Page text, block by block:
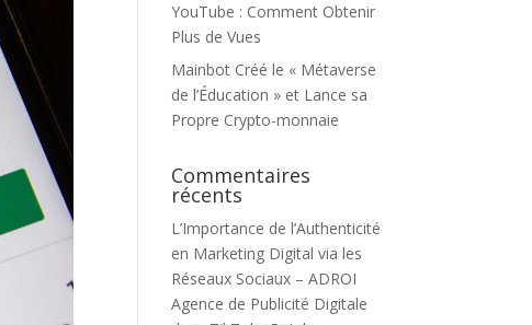
YouTube : Comment Obtenir
Plus de Vues
Mainbot Créé le « Métaverse
de l’Éducation » et Lance sa
Propre Crypto-monnaie
Commentaires
récents
L’Importance de l’Authenticité
en Marketing Digital via les
Réseaux Sociaux – ADROI
Agence de Publicité Digitale